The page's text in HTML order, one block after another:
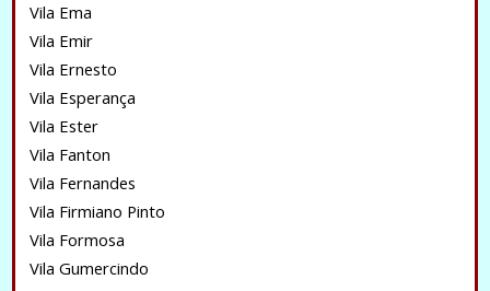
Vila Ema
Vila Emir
Vila Ernesto
Vila Esperança
Vila Ester
Vila Fanton
Vila Fernandes
Vila Firmiano Pinto
Vila Formosa
Vila Gumercindo